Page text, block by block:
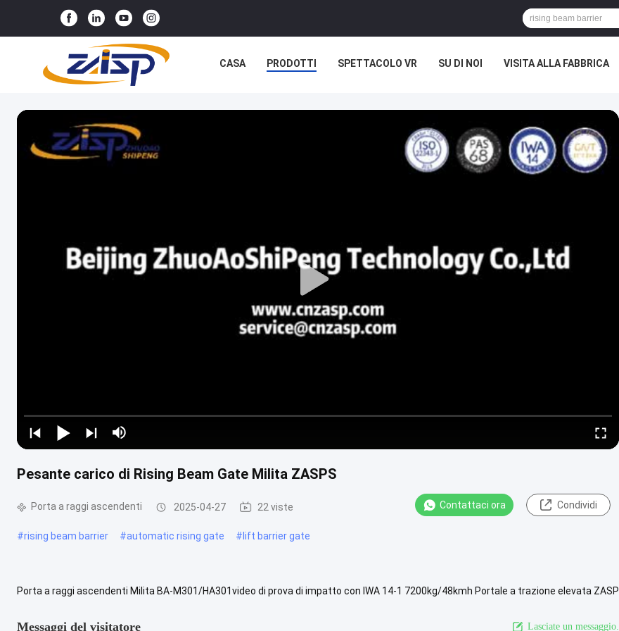
CASA PRODOTTI SPETTACOLO VR SU DI NOI VISITA ALLA FABBRICA
Pesante carico di Rising Beam Gate Milita ZASPS
Porta a raggi ascendenti 2025-04-27 22 viste Contattaci ora Condividi
#rising beam barrier #automatic rising gate #lift barrier gate
Porta a raggi ascendenti Milita BA-M301/HA301video di prova di impatto con IWA 14-1 7200kg/48kmh Portale a trazione elevata ZASP
Messaggi del visitatore Lasciate un messaggio.